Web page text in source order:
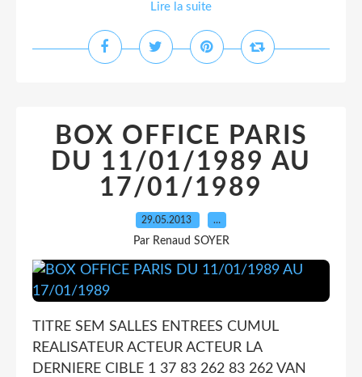
Lire la suite
BOX OFFICE PARIS
DU 11/01/1989 AU
17/01/1989
29.05.2013 …
Par Renaud SOYER
TITRE SEM SALLES ENTREES CUMUL
REALISATEUR ACTEUR ACTEUR LA
DERNIERE CIBLE 1 37 83 262 83 262 VAN